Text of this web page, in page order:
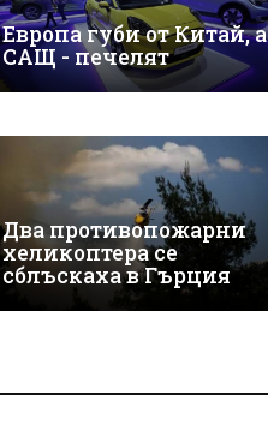
Европа губи от Китай, а
САЩ - печелят
Два противопожарни
хеликоптера се
сблъскаха в Гърция